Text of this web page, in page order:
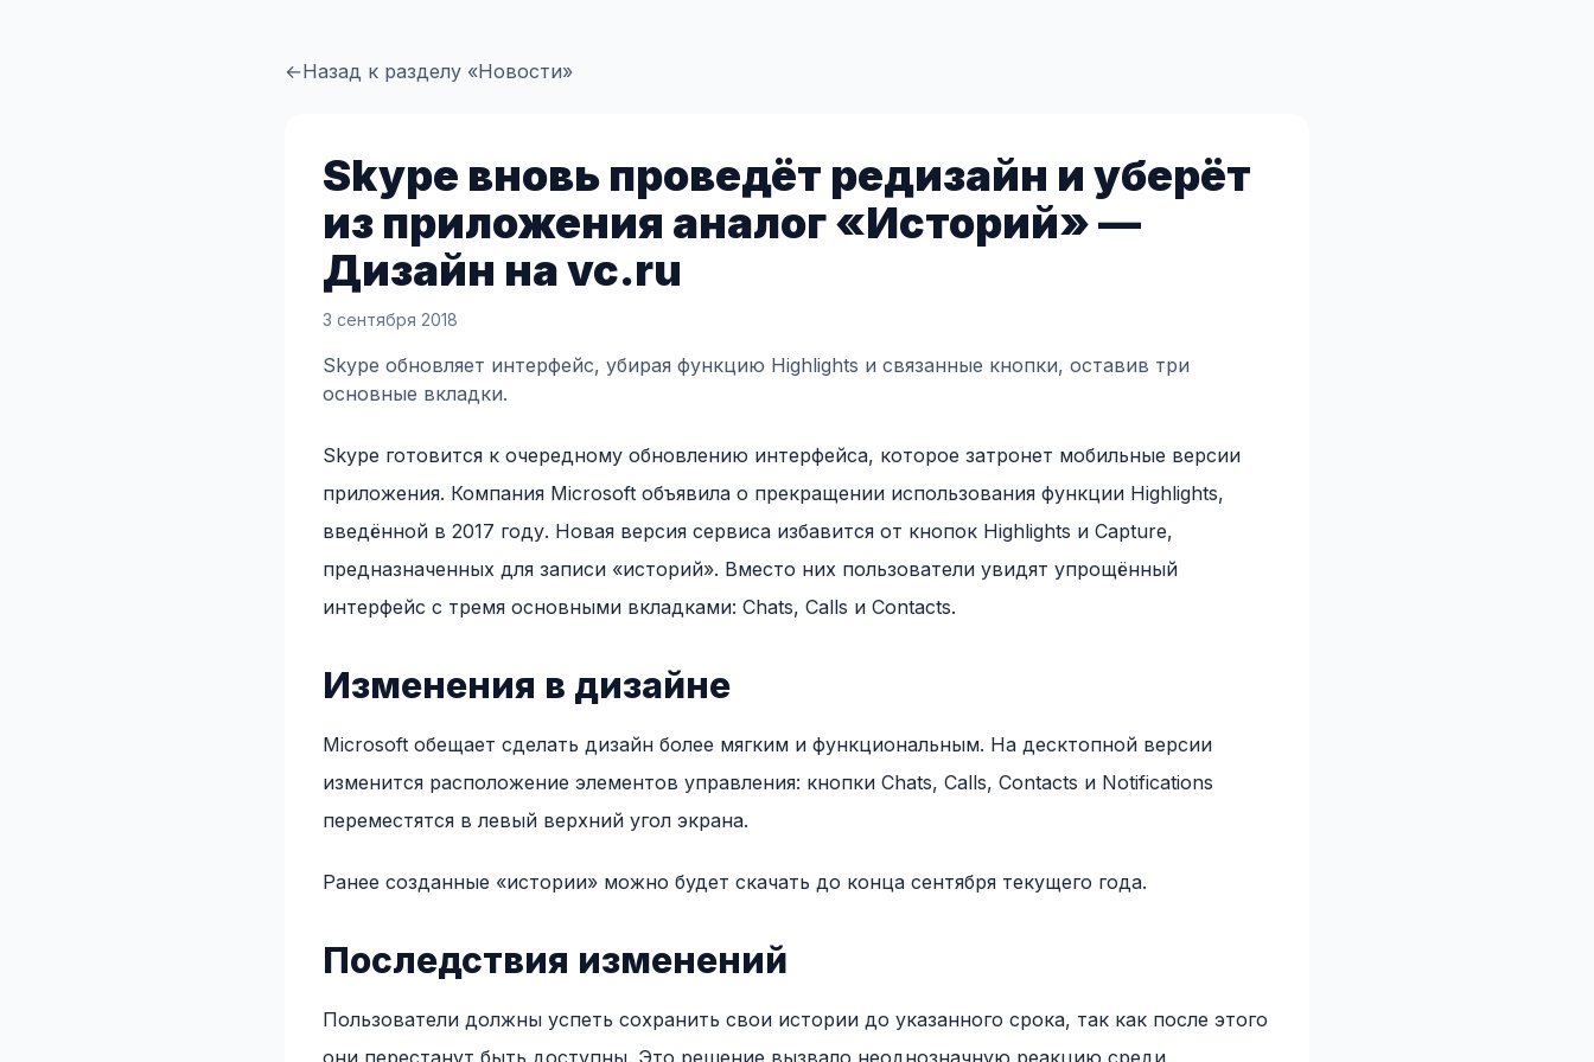
←Назад к разделу «Новости»
Skype вновь проведёт редизайн и уберёт
из приложения аналог «Историй» —
Дизайн на vc.ru
3 сентября 2018
Skype обновляет интерфейс, убирая функцию Highlights и связанные кнопки, оставив три
основные вкладки.
Skype готовится к очередному обновлению интерфейса, которое затронет мобильные версии
приложения. Компания Microsoft объявила о прекращении использования функции Highlights,
введённой в 2017 году. Новая версия сервиса избавится от кнопок Highlights и Capture,
предназначенных для записи «историй». Вместо них пользователи увидят упрощённый
интерфейс с тремя основными вкладками: Chats, Calls и Contacts.
Изменения в дизайне
Microsoft обещает сделать дизайн более мягким и функциональным. На десктопной версии
изменится расположение элементов управления: кнопки Chats, Calls, Contacts и Notifications
переместятся в левый верхний угол экрана.
Ранее созданные «истории» можно будет скачать до конца сентября текущего года.
Последствия изменений
Пользователи должны успеть сохранить свои истории до указанного срока, так как после этого
они перестанут быть доступны. Это решение вызвало неоднозначную реакцию среди